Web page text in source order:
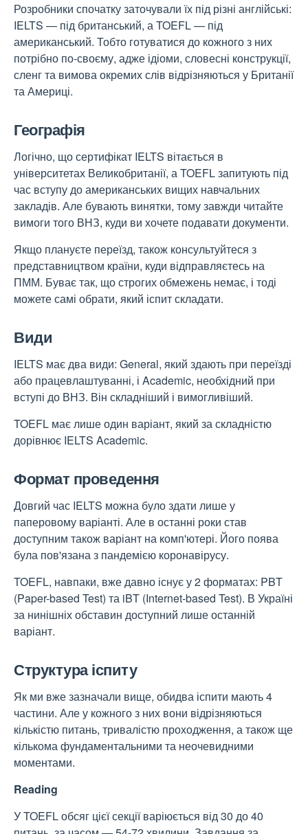
Розробники спочатку заточували їх під різні англійські:
IELTS — під британський, а TOEFL — під
американський. Тобто готуватися до кожного з них
потрібно по-своєму, адже ідіоми, словесні конструкції,
сленг та вимова окремих слів відрізняються у Британії
та Америці.
Географія
Логічно, що сертифікат IELTS вітається в
університетах Великобританії, а TOEFL запитують під
час вступу до американських вищих навчальних
закладів. Але бувають винятки, тому завжди читайте
вимоги того ВНЗ, куди ви хочете подавати документи.
Якщо плануєте переїзд, також консультуйтеся з
представництвом країни, куди відправляєтесь на
ПММ. Буває так, що строгих обмежень немає, і тоді
можете самі обрати, який іспит складати.
Види
IELTS має два види: General, який здають при переїзді
або працевлаштуванні, і Academic, необхідний при
вступі до ВНЗ. Він складніший і вимогливіший.
TOEFL має лише один варіант, який за складністю
дорівнює IELTS Academic.
Формат проведення
Довгий час IELTS можна було здати лише у
паперовому варіанті. Але в останні роки став
доступним також варіант на комп'ютері. Його поява
була пов'язана з пандемією коронавірусу.
TOEFL, навпаки, вже давно існує у 2 форматах: PBT
(Paper-based Test) та iBT (Internet-based Test). В Україні
за нинішніх обставин доступний лише останній
варіант.
Структура іспиту
Як ми вже зазначали вище, обидва іспити мають 4
частини. Але у кожного з них вони відрізняються
кількістю питань, тривалістю проходження, а також ще
кількома фундаментальними та неочевидними
моментами.
Reading
У TOEFL обсяг цієї секції варіюється від 30 до 40